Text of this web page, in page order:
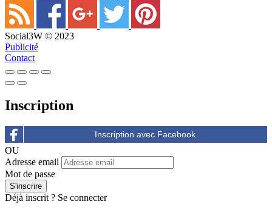
Social3W © 2023
Publicité
Contact
Inscription
OU
Adresse email
Mot de passe
Déjà inscrit ? Se connecter